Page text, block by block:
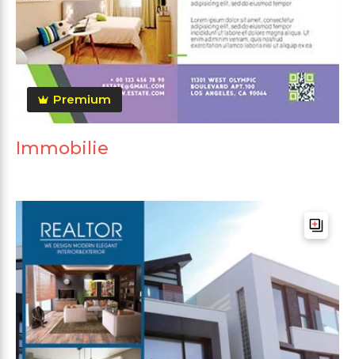
Premium
Immobilie